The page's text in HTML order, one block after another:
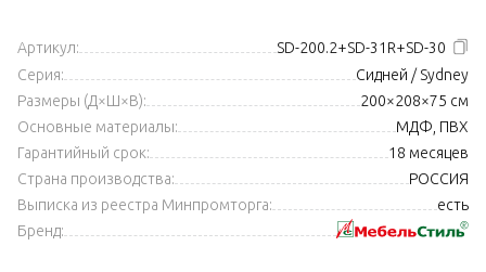
Артикул:
SD-200.2+SD-31R+SD-30
Серия:
Сидней / Sydney
Размеры (Д×Ш×В):
200×208×75 см
Основные материалы:
МДФ, ПВХ
Гарантийный срок:
18 месяцев
Страна производства:
РОССИЯ
Выписка из реестра Минпромторга:
есть
Бренд: